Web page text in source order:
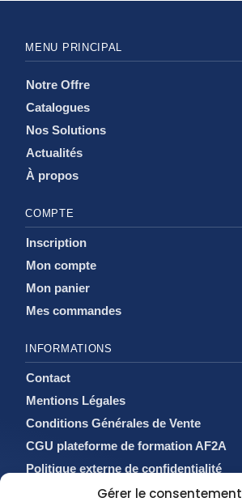
Gérer le consentement
INFORMATIONS
Contact
Mentions Légales
Conditions Générales de Vente
CGU plateforme de formation AF2A
Politique externe de confidentialité
Politique de cookies (EU)
MENU PRINCIPAL
Notre Offre
Catalogues
Nos Solutions
Actualités
À propos
COMPTE
Inscription
Mon compte
Mon panier
Mes commandes